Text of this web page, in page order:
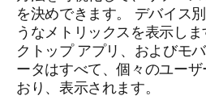
を決めできます。 デバイス
うなメトリックスを表示し
クトップ アプリ、およびモ
ータはすべて、個々のユー
おり、表示されます。